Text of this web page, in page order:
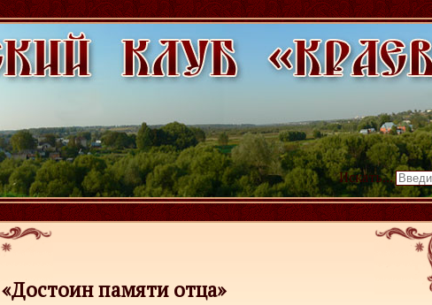
Искать...
«Достоин памяти отца»